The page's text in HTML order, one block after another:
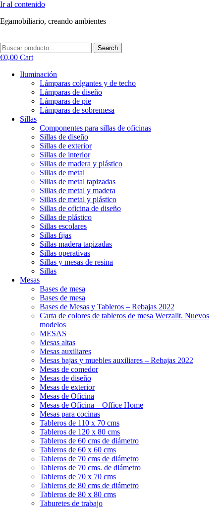
Ir al contenido
Egamobiliario, creando ambientes
Search
€0,00 Cart
Iluminación
Lámparas colgantes y de techo
Lámparas de diseño
Lámparas de pie
Lámparas de sobremesa
Sillas
Componentes para sillas de oficinas
Sillas de diseño
Sillas de exterior
Sillas de interior
Sillas de madera y plástico
Sillas de metal
Sillas de metal tapizadas
Sillas de metal y madera
Sillas de metal y plástico
Sillas de oficina de diseño
Sillas de plástico
Sillas escolares
Sillas fijas
Sillas madera tapizadas
Sillas operativas
Sillas y mesas de resina
Sillas
Mesas
Bases de mesa
Bases de mesa
Bases de Mesas y Tableros – Rebajas 2022
Carta de colores de tableros de mesa Werzalit. Nuevos
modelos
MESAS
Mesas altas
Mesas auxiliares
Mesas bajas y muebles auxiliares – Rebajas 2022
Mesas de comedor
Mesas de diseño
Mesas de exterior
Mesas de Oficina
Mesas de Oficina – Office Home
Mesas para cocinas
Tableros de 110 x 70 cms
Tableros de 120 x 80 cms
Tableros de 60 cms de diámetro
Tableros de 60 x 60 cms
Tableros de 70 cms de diámetro
Tableros de 70 cms. de diámetro
Tableros de 70 x 70 cms
Tableros de 80 cms de diámetro
Tableros de 80 x 80 cms
Taburetes de trabajo